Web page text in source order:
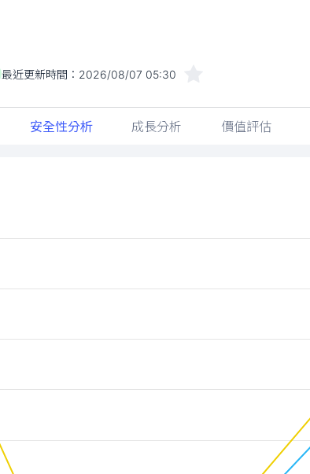
最近更新時間： 2026/08/07 05:30
安全性分析 成長分析 價值評估